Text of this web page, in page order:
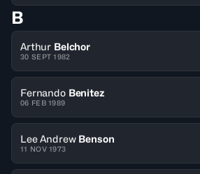
B
Arthur Belchor
30 SEPT 1982
Fernando Benitez
06 FEB 1989
Lee Andrew Benson
11 NOV 1973